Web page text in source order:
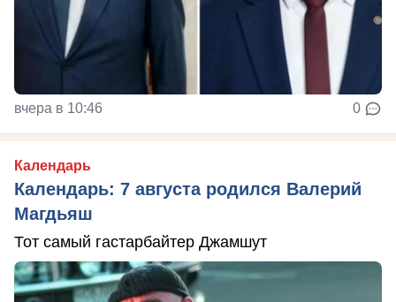
вчера в 10:46 0
Календарь
Календарь: 7 августа родился Валерий
Магдьяш
Тот самый гастарбайтер Джамшут